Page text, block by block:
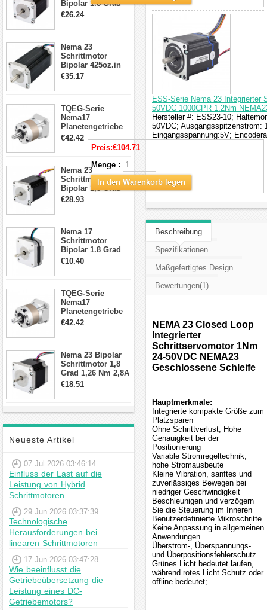
Bipolar 1.8 Grad
1.9Nm 3A 3.36V 4
€26.24
Nema 23
Schrittmotor
Bipolar 425oz.in
4.2A 57x57x114mm
€35.17
TQEG-Serie
Nema17
Planetengetriebe
5:1 Spiel 15Arc-
min für Nema 17
Schrittmotor
€42.42
Nema 23
Schrittmotor
Bipolar 1,8 Grad
2,83Nm 4 A 2,26V
€28.93
Nema 17
Schrittmotor
Bipolar 1.8 Grad
8.7Ncm 1A 3.5V 4
€10.40
TQEG-Serie
Nema17
Planetengetriebe
10:1 Spiel 15Arc-
€42.42
Nema 23 Bipolar
Schrittmotor 1,8
Grad 1,26 Nm 2,8A
2,5V 4 Drähte
€18.51
Neueste Artikel
07 Jul 2026 03:46:14
Einfluss der Last auf die
Leistung von Hybrid
Schrittmotoren
29 Jun 2026 03:37:39
Technologische
Herausforderungen bei
linearen Schrittmotoren
17 Jun 2026 03:47:28
Wie beeinflusst die
Getriebeübersetzung die
Leistung eines DC-
Getriebemotors?
ESS-Serie Nema 23 Integrierter
50VDC 1000CPR 1.2Nm
Hersteller #: ESS23-10;
50VDC; Ausgangsspitzenstrom:
Eingangsspannung:5V;
Preis:€104.71
Menge :
In den Warenkorb legen
Beschreibung
Spezifikationen
Maßgefertigtes Design
Bewertungen(1)
NEMA 23 Closed Loop
Integrierter
Schrittservomotor 1Nm
24-50VDC NEMA23
Geschlossene Schleife
Hauptmerkmale:
Integrierte kompakte Größe zum
Platzsparen
Ohne Schrittverlust, Hohe
Genauigkeit bei der
Positionierung
Variable Stromregeltechnik,
hohe Stromausbeute
Kleine Vibration, sanftes und
zuverlässiges Bewegen bei
niedriger Geschwindigkeit
Beschleunigen und verzögern
Sie die Steuerung im Inneren
Benutzerdefinierte Mikroschritte
Keine Anpassung in allgemeinen
Anwendungen
Überstrom-, Überspannungs-
und Überpositionsfehlerschutz
Grünes Licht bedeutet laufen,
während rotes Licht Schutz oder
offline bedeutet;